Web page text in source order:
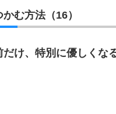
む方法（16）
け、特別に優しくなる